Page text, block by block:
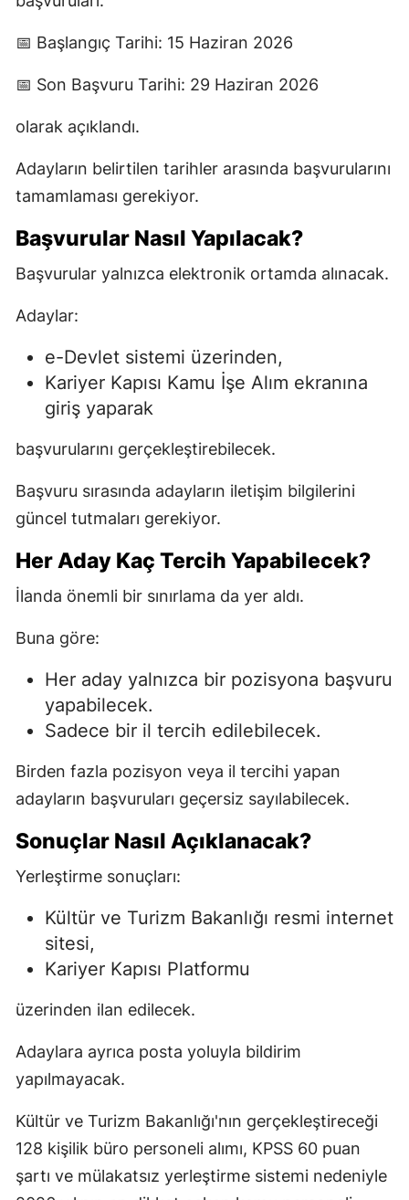
📅 Başlangıç Tarihi: 15 Haziran 2026
📅 Son Başvuru Tarihi: 29 Haziran 2026
olarak açıklandı.
Adayların belirtilen tarihler arasında başvurularını
tamamlaması gerekiyor.
Başvurular Nasıl Yapılacak?
Başvurular yalnızca elektronik ortamda alınacak.
Adaylar:
e-Devlet sistemi üzerinden,
Kariyer Kapısı Kamu İşe Alım ekranına
giriş yaparak
başvurularını gerçekleştirebilecek.
Başvuru sırasında adayların iletişim bilgilerini
güncel tutmaları gerekiyor.
Her Aday Kaç Tercih Yapabilecek?
İlanda önemli bir sınırlama da yer aldı.
Buna göre:
Her aday yalnızca bir pozisyona başvuru
yapabilecek.
Sadece bir il tercih edilebilecek.
Birden fazla pozisyon veya il tercihi yapan
adayların başvuruları geçersiz sayılabilecek.
Sonuçlar Nasıl Açıklanacak?
Yerleştirme sonuçları:
Kültür ve Turizm Bakanlığı resmi internet
sitesi,
Kariyer Kapısı Platformu
üzerinden ilan edilecek.
Adaylara ayrıca posta yoluyla bildirim
yapılmayacak.
Kültür ve Turizm Bakanlığı'nın gerçekleştireceği
128 kişilik büro personeli alımı, KPSS 60 puan
şartı ve mülakatsız yerleştirme sistemi nedeniyle